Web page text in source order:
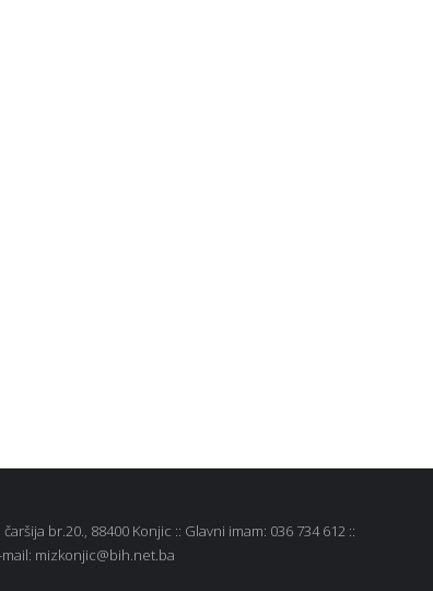
čaršija br.20., 88400 Konjic :: Glavni imam: 036 734 612 ::
mail: mizkonjic@bih.net.ba